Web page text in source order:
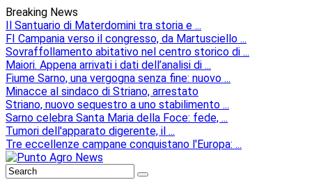
Breaking News
Il Santuario di Materdomini tra storia e ...
FI Campania verso il congresso, da Martusciello ...
Sovraffollamento abitativo nel centro storico di ...
Maiori. Appena arrivati i dati dell’analisi di ...
Fiume Sarno, una vergogna senza fine: nuovo ...
Minacce al sindaco di Striano, arrestato
Striano, nuovo sequestro a uno stabilimento ...
Sarno celebra Santa Maria della Foce: fede, ...
Tumori dell'apparato digerente, il ...
Tre eccellenze campane conquistano l'Europa: ...